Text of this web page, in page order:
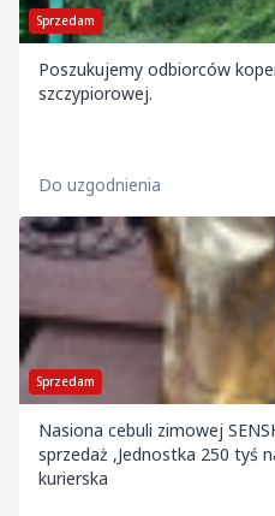
Sprzedam
Poszukujemy odbiorców
szczypiorowej.
Do uzgodnienia
Sprzedam
Nasiona cebuli zimowej
sprzedaż ,Jednostka 250 tyś
kurierska